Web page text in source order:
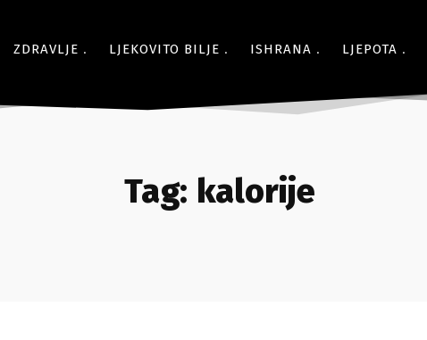
ZDRAVLJE LJEKOVITO BILJE ISHRANA LJEPOTA
Tag: kalorije